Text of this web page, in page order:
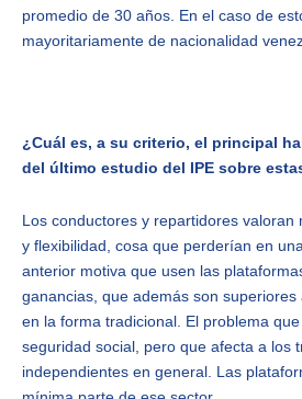
promedio de 30 años. En el caso de
mayoritariamente de nacionalidad
¿Cuál es, a su criterio, el principal
del último estudio del IPE sobre
Los conductores y repartidores valoran
y flexibilidad, cosa que perderían en
anterior motiva que usen las
ganancias, que además son
en la forma tradicional. El problema
seguridad social, pero que afecta a los
independientes en general. Las